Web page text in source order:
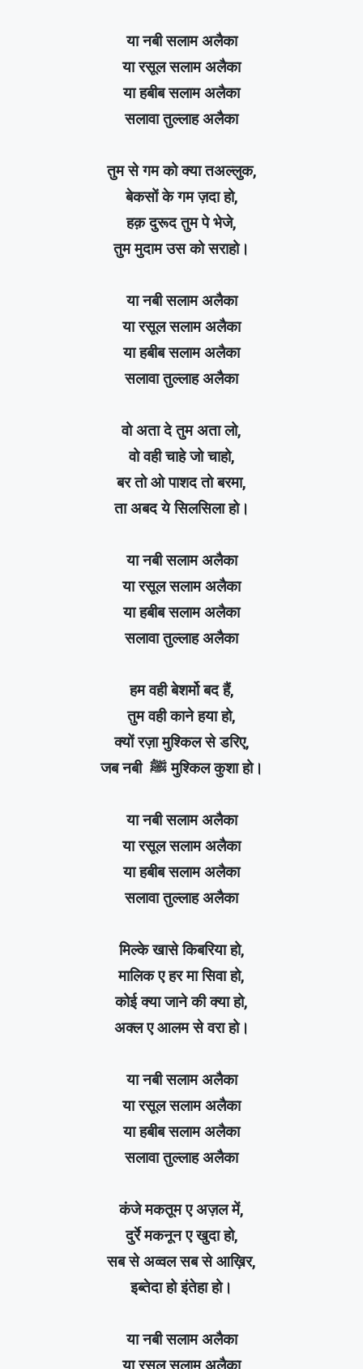
या नबी सलाम अलैका
या रसूल सलाम अलैका
या हबीब सलाम अलैका
सलावा तुल्लाह अलैका
तुम से गम को क्या तअल्लुक,
बेकसों के गम ज़दा हो,
हक़ दुरूद तुम पे भेजे,
तुम मुदाम उस को सराहो।
या नबी सलाम अलैका
या रसूल सलाम अलैका
या हबीब सलाम अलैका
सलावा तुल्लाह अलैका
वो अता दे तुम अता लो,
वो वही चाहे जो चाहो,
बर तो ओ पाशद तो बरमा,
ता अबद ये सिलसिला हो।
या नबी सलाम अलैका
या रसूल सलाम अलैका
या हबीब सलाम अलैका
सलावा तुल्लाह अलैका
हम वही बेशर्मो बद हैं,
तुम वही काने हया हो,
क्यों रज़ा मुश्किल से डरिए,
जब नबी ﷺ मुश्किल कुशा हो।
या नबी सलाम अलैका
या रसूल सलाम अलैका
या हबीब सलाम अलैका
सलावा तुल्लाह अलैका
मिल्के खासे किबरिया हो,
मालिक ए हर मा सिवा हो,
कोई क्या जाने की क्या हो,
अक्ल ए आलम से वरा हो।
या नबी सलाम अलैका
या रसूल सलाम अलैका
या हबीब सलाम अलैका
सलावा तुल्लाह अलैका
कंजे मकतूम ए अज़ल में,
दुर्रे मकनून ए खुदा हो,
सब से अव्वल सब से आख़िर,
इब्तेदा हो इंतेहा हो।
या नबी सलाम अलैका